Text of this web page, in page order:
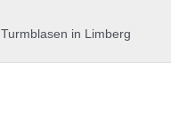
Turmblasen in Limberg